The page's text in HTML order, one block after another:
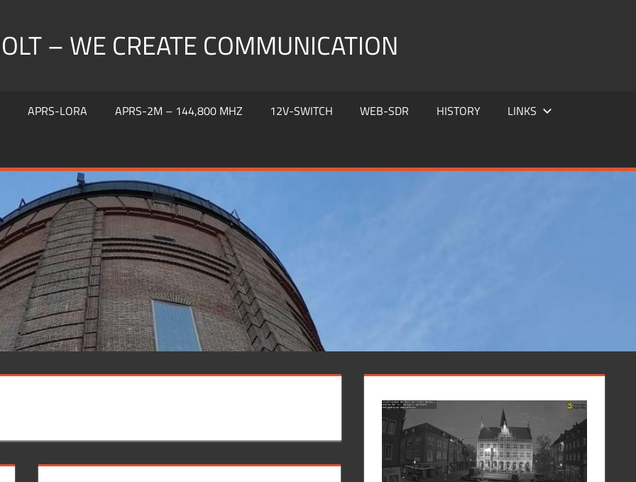
– WE CREATE COMMUNICATION
APRS-LORA APRS-2M – 144,800 MHZ 12V-SWITCH WEB-SDR HISTORY LINKS